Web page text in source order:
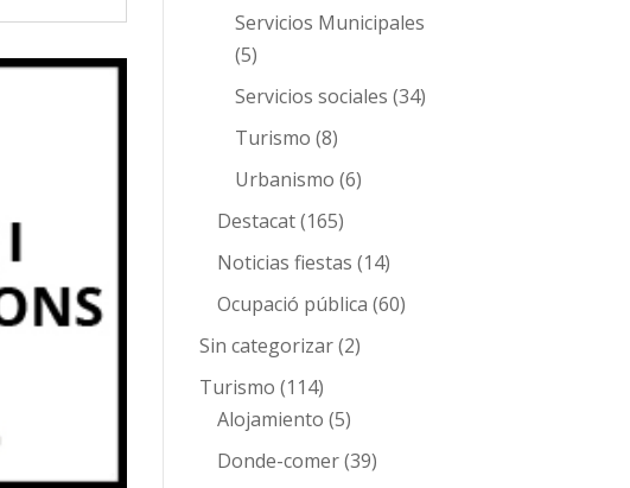
Servicios Municipales
(5)
Servicios sociales (34)
Turismo (8)
Urbanismo (6)
Destacat(165)
Noticias fiestas (14)
Ocupació pública (60)
Sin categorizar(2)
Turismo (114)
Alojamiento (5)
Donde-comer(39)